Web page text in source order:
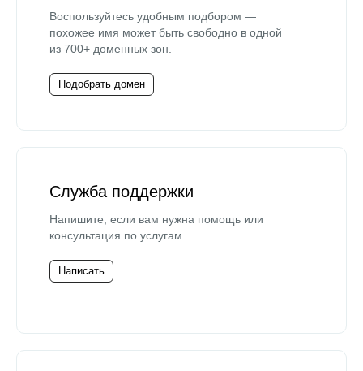
Воспользуйтесь удобным подбором —
похожее имя может быть свободно в одной
из 700+ доменных зон.
Подобрать домен
Служба поддержки
Напишите, если вам нужна помощь или
консультация по услугам.
Написать